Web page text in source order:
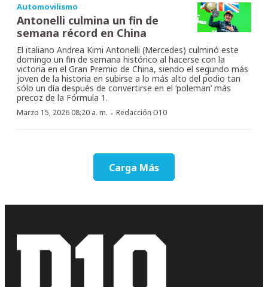
Automovilismo
Antonelli culmina un fin de
semana récord en China
El italiano Andrea Kimi Antonelli (Mercedes) culminó este
domingo un fin de semana histórico al hacerse con la
victoria en el Gran Premio de China, siendo el segundo más
joven de la historia en subirse a lo más alto del podio tan
sólo un día después de convertirse en el ‘poleman’ más
precoz de la Fórmula 1.
Marzo 15, 2026 08:20 a. m. · Redacción D10
Carga Más